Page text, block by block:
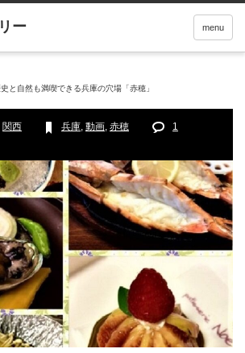
menu
と自然も満喫できる兵庫の穴場「赤穂」
関西 兵庫, 動画, 赤穂
1